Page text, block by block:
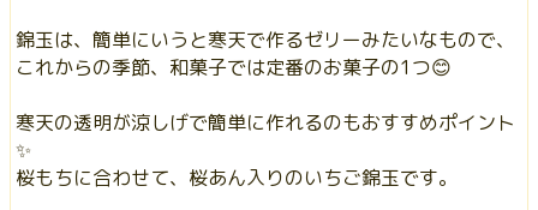
錦玉は、簡単にいうと寒天で作るゼリーみたいなもので、
これからの季節、和菓子では定番のお菓子の1つ😊
寒天の透明が涼しげで簡単に作れるのもおすすめポイント
✨
桜もちに合わせて、桜あん入りのいちご錦玉です。